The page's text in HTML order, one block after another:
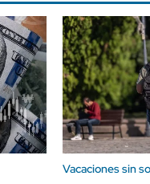
Vacaciones sin